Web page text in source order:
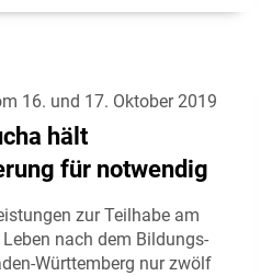
16. und 17. Oktober 2019
hält
für notwendig
zur Teilhabe am
nach dem Bildungs-
Württemberg nur zwölf